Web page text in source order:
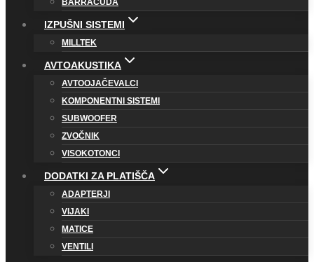
BARRACUDA
IZPUŠNI SISTEMI
MILLTEK
AVTOAKUSTIKA
AVTOOJAČEVALCI
KOMPONENTNI SISTEMI
SUBWOOFER
ZVOČNIK
VISOKOTONCI
DODATKI ZA PLATIŠČA
ADAPTERJI
VIJAKI
MATICE
VENTILI